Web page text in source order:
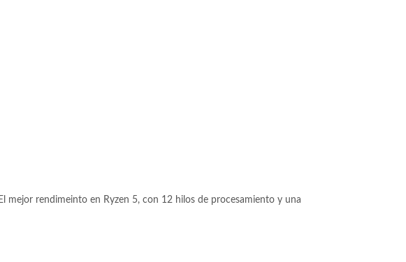
mejor rendimeinto en Ryzen 5, con 12 hilos de procesamiento y una